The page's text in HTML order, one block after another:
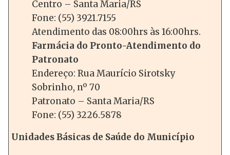
Centro – Santa Maria/RS
Fone: (55) 3921.7155
Atendimento das 08:00hrs às 16:00hrs.
Farmácia do Pronto-Atendimento do
Patronato
Endereço: Rua Maurício Sirotsky
Sobrinho, nº 70
Patronato – Santa Maria/RS
Fone: (55) 3226.5878
Unidades Básicas de Saúde do Município